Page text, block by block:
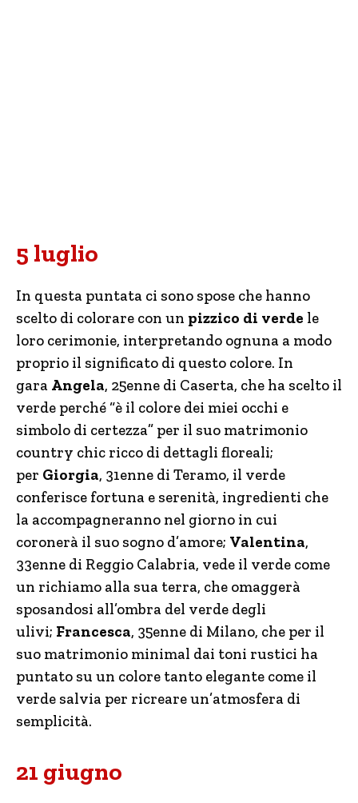
5 luglio
In questa puntata ci sono spose che hanno
scelto di colorare con un pizzico di verde le
loro cerimonie, interpretando ognuna a modo
proprio il significato di questo colore. In
gara Angela, 25enne di Caserta, che ha scelto il
verde perché “è il colore dei miei occhi e
simbolo di certezza” per il suo matrimonio
country chic ricco di dettagli floreali;
per Giorgia, 31enne di Teramo, il verde
conferisce fortuna e serenità, ingredienti che
la accompagneranno nel giorno in cui
coronerà il suo sogno d’amore; Valentina,
33enne di Reggio Calabria, vede il verde come
un richiamo alla sua terra, che omaggerà
sposandosi all’ombra del verde degli
ulivi; Francesca, 35enne di Milano, che per il
suo matrimonio minimal dai toni rustici ha
puntato su un colore tanto elegante come il
verde salvia per ricreare un’atmosfera di
semplicità.
21 giugno